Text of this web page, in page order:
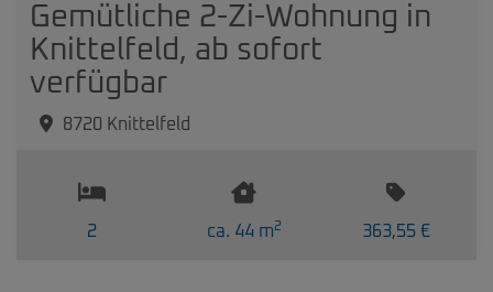
Gemütliche 2-Zi-Wohnung in
Knittelfeld, ab sofort
verfügbar
8720 Knittelfeld
2 ca. 44 m2 363,55 €